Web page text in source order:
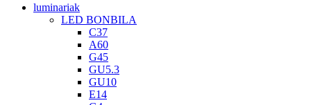
luminariak
LED BONBILA
C37
A60
G45
GU5.3
GU10
E14